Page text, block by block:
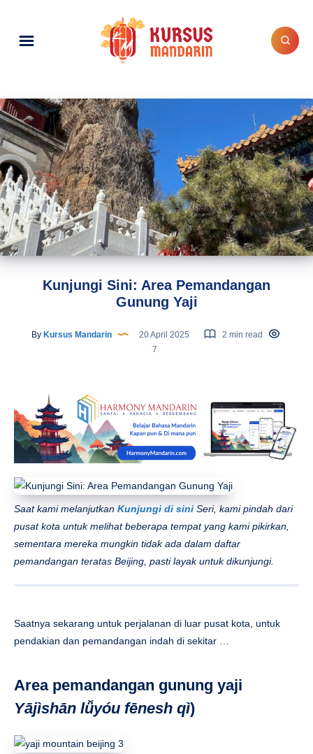
Kunjungi Sini: Area Pemandangan
Gunung Yaji
By Kursus Mandarin 20 April 2025
2 min read
7
Saat kami melanjutkan Kunjungi di sini Seri, kami pindah dari
pusat kota untuk melihat beberapa tempat yang kami pikirkan,
sementara mereka mungkin tidak ada dalam daftar
pemandangan teratas Beijing, pasti layak untuk dikunjungi.
Saatnya sekarang untuk perjalanan di luar pusat kota, untuk
pendakian dan pemandangan indah di sekitar …
Area pemandangan gunung yaji
Yājìshān lǚyóu fēnesh qì)